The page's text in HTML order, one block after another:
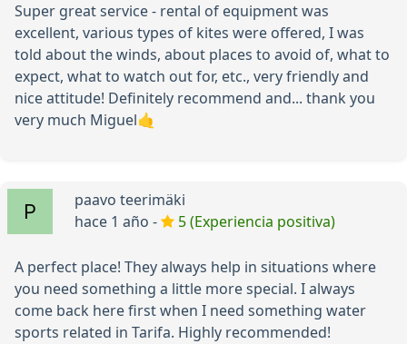
Super great service - rental of equipment was
excellent, various types of kites were offered, I was
told about the winds, about places to avoid of, what to
expect, what to watch out for, etc., very friendly and
nice attitude! Definitely recommend and... thank you
very much Miguel🤙
paavo teerimäki
hace 1 año -
5 (Experiencia positiva)
A perfect place! They always help in situations where
you need something a little more special. I always
come back here first when I need something water
sports related in Tarifa. Highly recommended!